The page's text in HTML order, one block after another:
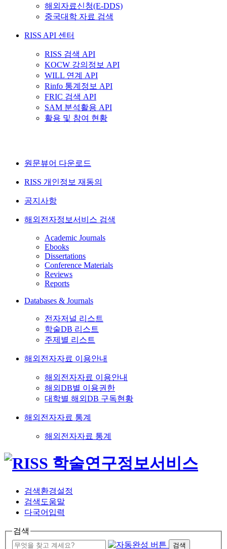
해외자료신청(E-DDS)
중국대학 자료 검색
RISS API 센터
RISS 검색 API
KOCW 강의정보 API
WILL 연계 API
Rinfo 통계정보 API
FRIC 검색 API
SAM 분석활용 API
활용 및 참여 현황
원문뷰어 다운로드
RISS 개인정보 재동의
공지사항
해외전자정보서비스 검색
Academic Journals
Ebooks
Dissertations
Conference Materials
Reviews
Reports
Databases & Journals
전자저널 리스트
학술DB 리스트
주제별 리스트
해외전자자료 이용안내
해외전자자료 이용안내
해외DB별 이용권한
대학별 해외DB 구독현황
해외전자자료 통계
해외전자자료 통계
검색환경설정
검색도움말
다국어입력
검색
검색